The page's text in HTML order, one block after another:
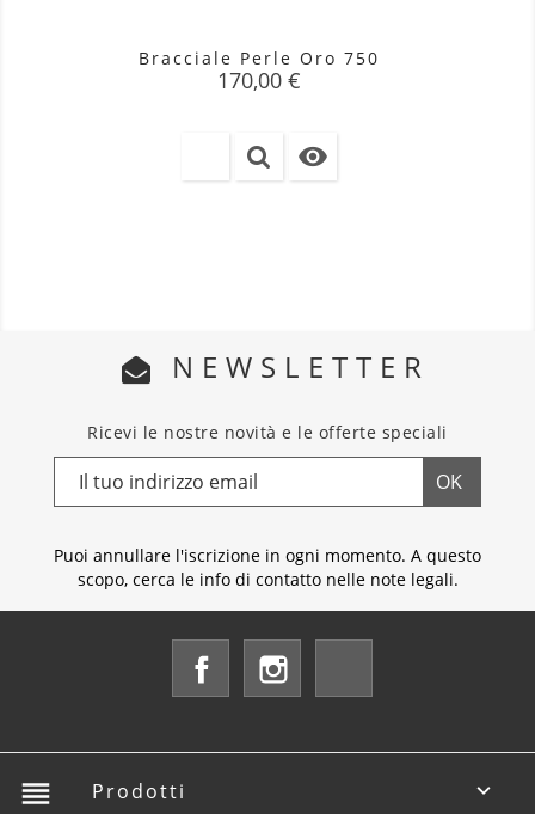
Bracciale Perle Oro 750
Prezzo
170,00 €

NEWSLETTER
Ricevi le nostre novità e le offerte speciali
Puoi annullare l'iscrizione in ogni momento. A questo
scopo, cerca le info di contatto nelle note legali.
Facebook
reorder Prodotti 